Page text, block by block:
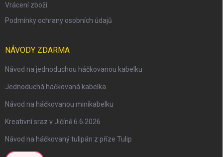
Vrácení zboží
Podmínky ochrany osobních údajů
NÁVODY ZDARMA
Návod na jednoduchou háčkovanou kabelku
Jednoduchá háčkovaná kabelka
Návod na háčkovanou minikabelku
Kreativní sraz v Jičíně 6.6.2026
Návod na háčkovaný tulipán z příze Tulip